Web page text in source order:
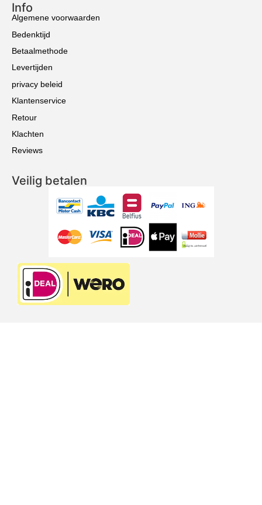
Algemene voorwaarden
Bedenktijd
Betaalmethode
Levertijden
privacy beleid
Klantenservice
Retour
Klachten
Reviews
Info
Veilig betalen